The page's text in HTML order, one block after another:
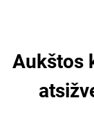
Aukštos